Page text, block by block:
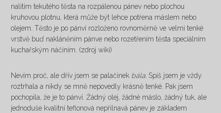
nalitím tekutého těsta na rozpálenou pánev nebo plochou
kruhovou plotnu, která může být lehce potřena máslem nebo
olejem. Těsto je po pánvi rozloženo rovnoměrně ve velmi tenké
vrstvě buď nakláněním pánve nebo rozetřením těsta speciálním
kuchařským náčiním. (zdroj wiki)
Nevím proč, ale dřív jsem se palačinek bála. Spíš jsem je vždy
roztrhala a nikdy se mně nepovedly krásně tenké. Pak jsem
pochopila, že je to pánví. Žádný olej, žádné máslo, žádný tuk, ale
jednoduše kvalitní teflonová nepřilnavá pánev je základem